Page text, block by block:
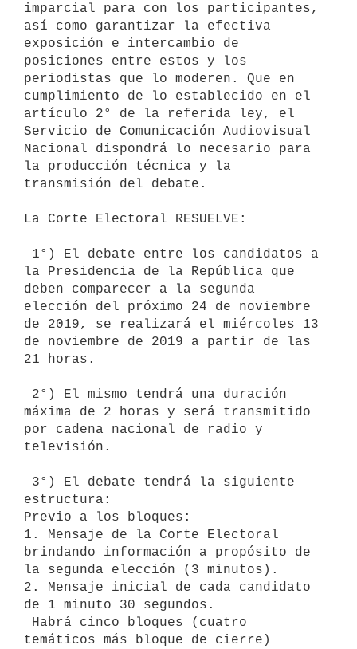
imparcial para con los participantes,
así como garantizar la efectiva
exposición e intercambio de
posiciones entre estos y los
periodistas que lo moderen. Que en
cumplimiento de lo establecido en el
artículo 2° de la referida ley, el
Servicio de Comunicación Audiovisual
Nacional dispondrá lo necesario para
la producción técnica y la
transmisión del debate.
La Corte Electoral RESUELVE:
la Presidencia de la República que
deben comparecer a la segunda
elección del próximo 24 de noviembre
de 2019, se realizará el miércoles 13
de noviembre de 2019 a partir de las
21 horas.
máxima de 2 horas y será transmitido
por cadena nacional de radio y
televisión.
estructura:
Previo a los bloques:
1. Mensaje de la Corte Electoral
brindando información a propósito de
la segunda elección (3 minutos).
2. Mensaje inicial de cada candidato
de 1 minuto 30 segundos.
temáticos más bloque de cierre)